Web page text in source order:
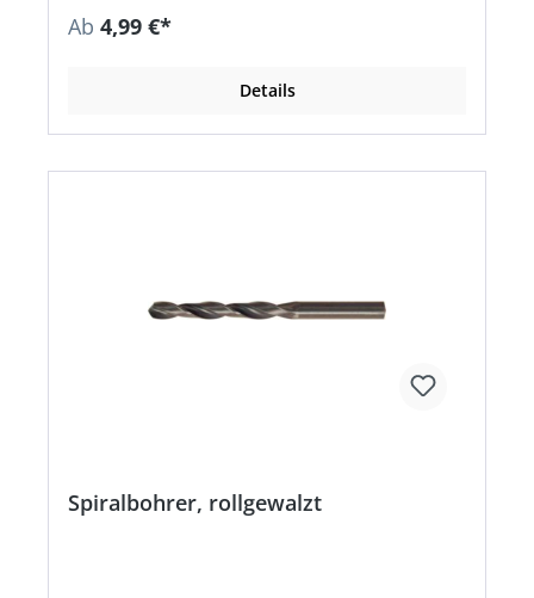
Ab 4,99 €*
Details
Spiralbohrer, rollgewalzt